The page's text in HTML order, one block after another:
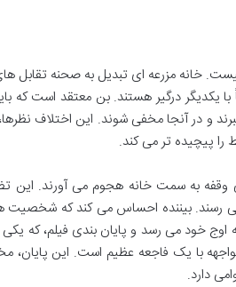
خانه مزرعه ای تبدیل به صحنه تقابل
با یکدیگر درگیر هستند. بن معتقد است که
و در آنجا مخفی شوند. این اختلاف
را پیچیده تر می کند.
به سمت خانه هجوم می آورند. این
بیننده احساس می کند که شخصیت ها
خود می رسد و پایان بندی فیلم، که
با یک فاجعه عظیم است. این پایان،
دارد.